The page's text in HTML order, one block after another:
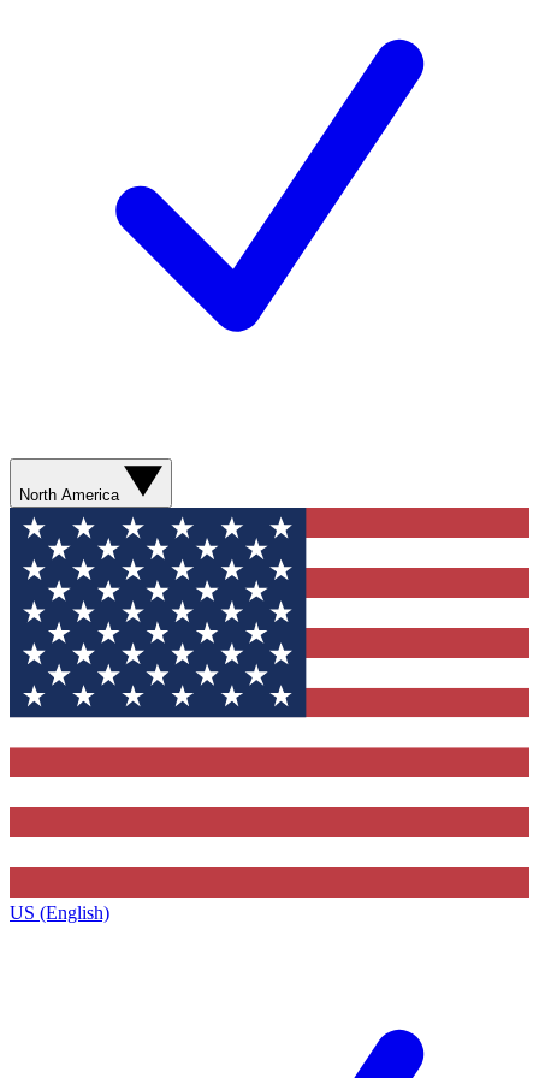
North America
US (English)